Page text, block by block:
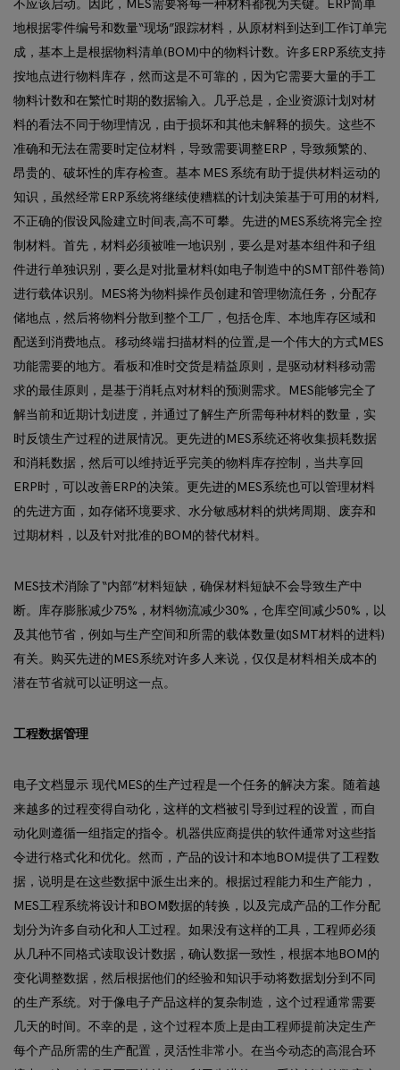
不应该启动。因此，MES需要将每一种材料都视为关键。ERP简单
地根据零件编号和数量“现场”跟踪材料，从原材料到达到工作订单完
成，基本上是根据物料清单(BOM)中的物料计数。许多ERP系统支持
按地点进行物料库存，然而这是不可靠的，因为它需要大量的手工
物料计数和在繁忙时期的数据输入。几乎总是，企业资源计划对材
料的看法不同于物理情况，由于损坏和其他未解释的损失。这些不
准确和无法在需要时定位材料，导致需要调整ERP，导致频繁的、
昂贵的、破坏性的库存检查。基本 MES 系统有助于提供材料运动的
知识，虽然经常ERP系统将继续使糟糕的计划决策基于可用的材料,
不正确的假设风险建立时间表,高不可攀。先进的MES系统将完全 控
制材料。首先，材料必须被唯一地识别，要么是对基本组件和子组
件进行单独识别，要么是对批量材料(如电子制造中的SMT部件卷筒)
进行载体识别。MES将为物料操作员创建和管理物流任务，分配存
储地点，然后将物料分散到整个工厂，包括仓库、本地库存区域和
配送到消费地点。 移动终端 扫描材料的位置,是一个伟大的方式MES
功能需要的地方。看板和准时交货是精益原则，是驱动材料移动需
求的最佳原则，是基于消耗点对材料的预测需求。MES能够完全了
解当前和近期计划进度，并通过了解生产所需每种材料的数量，实
时反馈生产过程的进展情况。更先进的MES系统还将收集损耗数据
和消耗数据，然后可以维持近乎完美的物料库存控制，当共享回
ERP时，可以改善ERP的决策。更先进的MES系统也可以管理材料
的先进方面，如存储环境要求、水分敏感材料的烘烤周期、废弃和
过期材料，以及针对批准的BOM的替代材料。
MES技术消除了“内部”材料短缺，确保材料短缺不会导致生产中
断。库存膨胀减少75%，材料物流减少30%，仓库空间减少50%，以
及其他节省，例如与生产空间和所需的载体数量(如SMT材料的进料)
有关。购买先进的MES系统对许多人来说，仅仅是材料相关成本的
潜在节省就可以证明这一点。
工程数据管理
电子文档显示 现代MES的生产过程是一个任务的解决方案。随着越
来越多的过程变得自动化，这样的文档被引导到过程的设置，而自
动化则遵循一组指定的指令。机器供应商提供的软件通常对这些指
令进行格式化和优化。然而，产品的设计和本地BOM提供了工程数
据，说明是在这些数据中派生出来的。根据过程能力和生产能力，
MES工程系统将设计和BOM数据的转换，以及完成产品的工作分配
划分为许多自动化和人工过程。如果没有这样的工具，工程师必须
从几种不同格式读取设计数据，确认数据一致性，根据本地BOM的
变化调整数据，然后根据他们的经验和知识手动将数据划分到不同
的生产系统。对于像电子产品这样的复杂制造，这个过程通常需要
几天的时间。不幸的是，这个过程本质上是由工程师提前决定生产
每个产品所需的生产配置，灵活性非常小。在当今动态的高混合环